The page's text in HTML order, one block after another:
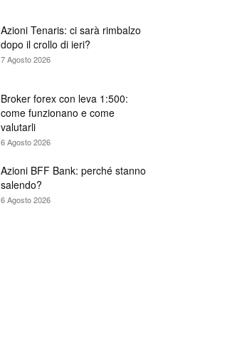
Azioni Tenaris: ci sarà rimbalzo
dopo il crollo di ieri?
7 Agosto 2026
Broker forex con leva 1:500:
come funzionano e come
valutarli
6 Agosto 2026
Azioni BFF Bank: perché stanno
salendo?
6 Agosto 2026